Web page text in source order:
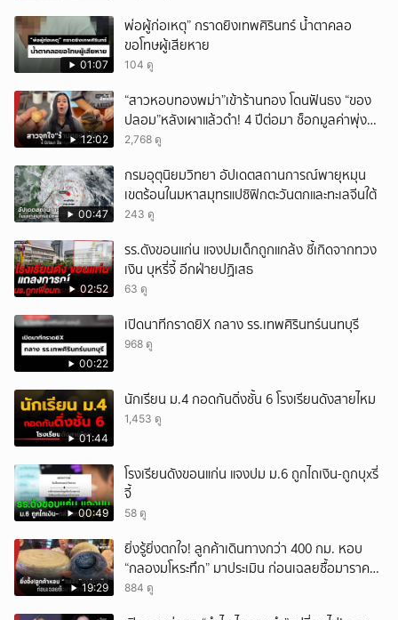
01:07
พ่อผู้ก่อเหตุ” กราดยิงเทพศิรินทร์ น้ำตาคลอ
ขอโทษผู้เสียหาย
104 ดู
12:02
“สาวหอบทองพม่า”เข้าร้านทอง โดนฟันธง “ของ
ปลอม”หลังเผาแล้วดำ! 4 ปีต่อมา ช็อกมูลค่าพุ่ง
มหาศาล!
2,768 ดู
00:47
กรมอุตุนิยมวิทยา อัปเดตสถานการณ์พายุหมุน
เขตร้อนในมหาสมุทรแปซิฟิกตะวันตกและทะเลจีนใต้
243 ดู
02:52
รร.ดังขอนแก่น แจงปมเด็กถูกแกล้ง ชี้เกิดจากทวง
เงิน บุหรี่จี้ อีกฝ่ายปฏิเสธ
63 ดู
00:22
เปิดนาทีกราดยิX กลาง รร.เทพศิรินทร์นนทบุรี
968 ดู
01:44
นักเรียน ม.4 กอดกันดิ่งชั้น 6 โรงเรียนดังสายไหม
1,453 ดู
00:49
โรงเรียนดังขอนแก่น แจงปม ม.6 ถูกไถเงิน-ถูกบุxรี่
จี้
58 ดู
19:29
ยิ่งรู้ยิ่งตกใจ! ลูกค้าเดินทางกว่า 400 กม. หอบ
“กลองมโหระทึก” มาประเมิน ก่อนเฉลยซื้อมาราคา
เท่าไหร่?
884 ดู